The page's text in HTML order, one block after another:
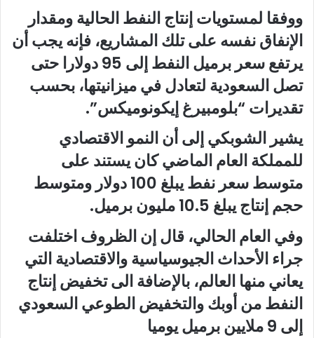
ووفقا لمستويات إنتاج النفط الحالية ومقدار
الإنفاق نفسه على تلك المشاريع، فإنه يجب أن
يرتفع سعر برميل النفط إلى 95 دولارا حتى
تصل السعودية لتعادل في ميزانيتها، بحسب
تقديرات “بلومبيرغ إيكونوميكس”.
يشير الشوبكي إلى أن النمو الاقتصادي
للمملكة العام الماضي كان يستند على
متوسط سعر نفط يبلغ 100 دولار ومتوسط
حجم إنتاج يبلغ 10.5 مليون برميل.
وفي العام الحالي، قال إن الظروف اختلفت
جراء الأحداث الجيوسياسية والاقتصادية التي
يعاني منها العالم، بالإضافة الى تخفيض إنتاج
النفط من أوبك والتخفيض الطوعي السعودي
إلى 9 ملايين برميل يوميا